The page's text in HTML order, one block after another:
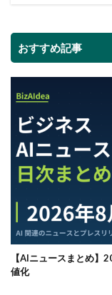
おすすめ記事
【AIニュースまとめ】
値化